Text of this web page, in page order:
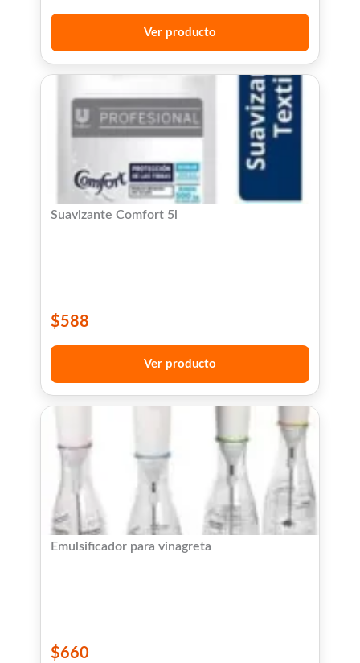
Ver producto
Suavizante Comfort 5l
$588
Ver producto
Emulsificador para vinagreta
$660